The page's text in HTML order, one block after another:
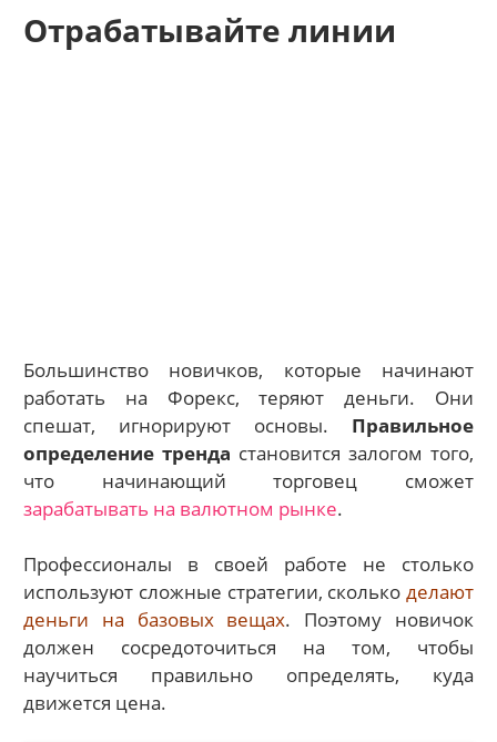
Отрабатывайте линии
Большинство новичков, которые начинают
работать на Форекс, теряют деньги. Они
спешат, игнорируют основы. Правильное
определение тренда становится залогом того,
что начинающий торговец сможет
зарабатывать на валютном рынке.
Профессионалы в своей работе не столько
используют сложные стратегии, сколько делают
деньги на базовых вещах. Поэтому новичок
должен сосредоточиться на том, чтобы
научиться правильно определять, куда
движется цена.